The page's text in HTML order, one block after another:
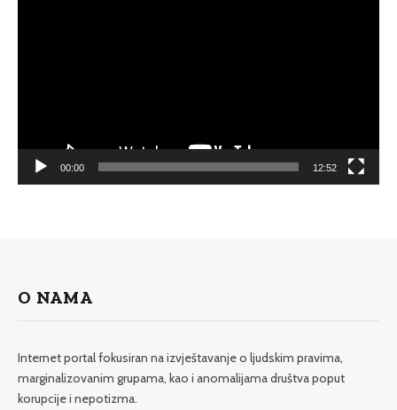
00:00 12:52
O NAMA
Internet portal fokusiran na izvještavanje o ljudskim pravima,
marginalizovanim grupama, kao i anomalijama društva poput
korupcije i nepotizma.